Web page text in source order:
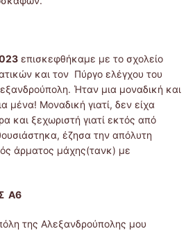
επισκεφθήκαμε με το σχολείο
και τον Πύργο ελέγχου του
Ήταν μια μοναδική και
μένα! Μοναδική γιατί, δεν είχα
και ξεχωριστή γιατί εκτός από
έζησα την απόλυτη
άρματος μάχης(τανκ) με
Α6
της Αλεξανδρούπολης μου